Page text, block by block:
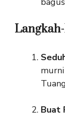
Buat